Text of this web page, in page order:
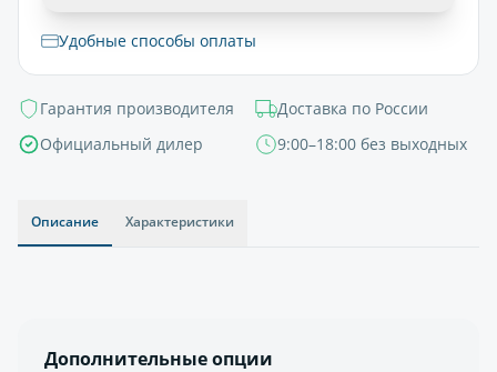
Удобные способы оплаты
Гарантия производителя
Доставка по России
Официальный дилер
9:00–18:00 без выходных
Описание Характеристики
Дополнительные опции